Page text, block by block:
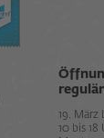
19. März
10 bis 18